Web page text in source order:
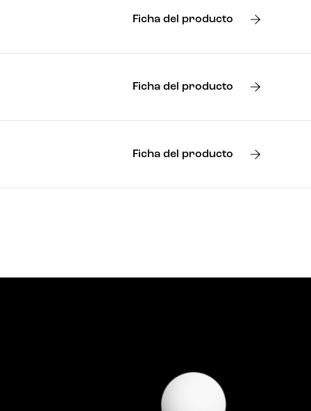
Ficha del producto
Ficha del producto
Ficha del producto